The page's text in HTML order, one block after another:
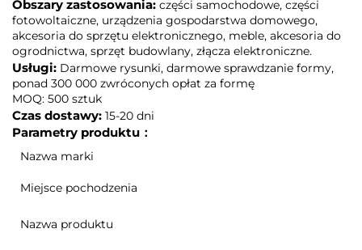
Obszary zastosowania: części samochodowe, części
fotowoltaiczne, urządzenia gospodarstwa domowego,
akcesoria do sprzętu elektronicznego, meble, akcesoria do
ogrodnictwa, sprzęt budowlany, złącza elektroniczne.
Usługi: Darmowe rysunki, darmowe sprawdzanie formy,
ponad 300 000 zwróconych opłat za formę
MOQ: 500 sztuk
Czas dostawy: 15-20 dni
Parametry produktu：
Nazwa marki
Miejsce pochodzenia
Nazwa produktu